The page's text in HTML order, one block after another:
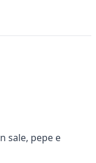
sale, pepe e